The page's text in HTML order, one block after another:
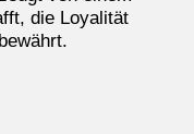
die Loyalität